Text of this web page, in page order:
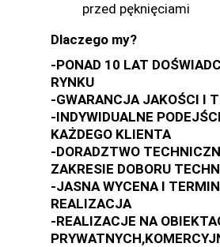
przed pęknięciami
Dlaczego my?
-PONAD 10 LAT
RYNKU
-GWARANCJA JAKOŚCI I
-INDYWIDUALNE
KAŻDEGO KLIENTA
-DORADZTWO
ZAKRESIE DOBORU
-JASNA WYCENA I
REALIZACJA
-REALIZACJE NA